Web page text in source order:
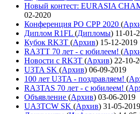
Новый контест: EURASIA
02-2020
Конференция РО СРР 2020 (
Диплом R1FL (Дипломы) 11-01-
Кубок RK3T (Архив) 15-12-2019
RA3TT 70 лет - с юбилеем! (
Новости с RK3T (Архив) 22-10-
U3TA SK (Архив) 06-09-2019
100 лет U3TA - поздравляем! (
RA3TAS 70 лет - с юбилеем! (
Объявление (Архив) 03-06-2019
UA3TCW SK (Архив) 31-05-2019